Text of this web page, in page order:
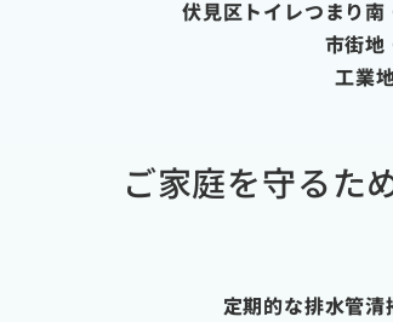
伏見区トイレつまり
市街地
工業
ご家庭を守るた
定期的な排水管